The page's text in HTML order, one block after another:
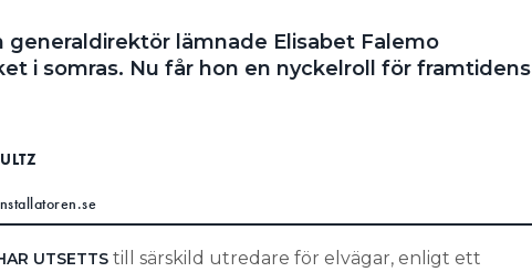
generaldirektör lämnade Elisabet Falemo
i somras. Nu får hon en nyckelroll för framtidens
UTSETTStill särskild utredare för elvägar, enligt ett